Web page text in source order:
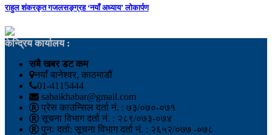
राहुल शंकरकृत गजलसङ्ग्रह ‘नयाँ अध्याय’ लोकार्पण
केन्द्रिय कार्यालय :
सबै खबर डट कम
नयाँ बानेश्वर, काठमाडौं
01-4115444
sabaikhabar@gmail.com
प्रेस काउन्सिल दर्ता नं. : ७३/०७०-०७१
सूचना विभाग दर्ता नं. : २८९/०७३-०७४
पुनः दर्ता: सूचना विभाग दर्ता नं. : २६५२/०७७ -०७८